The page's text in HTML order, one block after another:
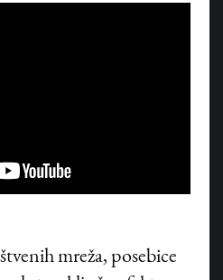
mreža, posebice